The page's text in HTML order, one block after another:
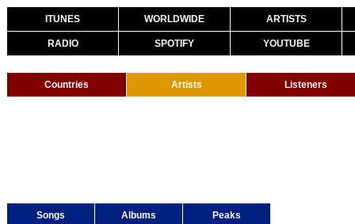
ITUNES WORLDWIDE ARTISTS
RADIO SPOTIFY YOUTUBE
Countries Artists Listeners
Songs Albums Peaks